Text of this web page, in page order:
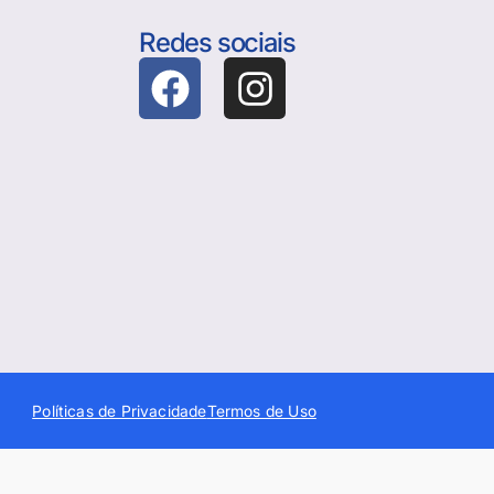
Redes sociais
Políticas de PrivacidadeTermos de Uso